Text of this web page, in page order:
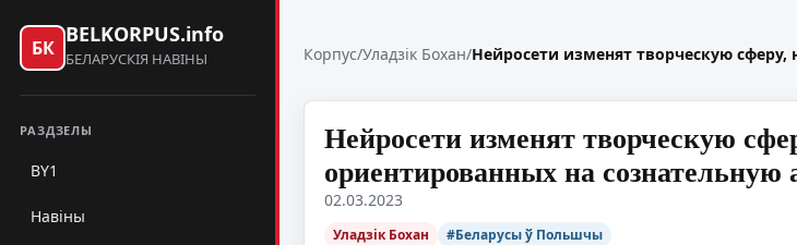
БК
BELKORPUS.info
БЕЛАРУСКІЯ НАВІНЫ
РАЗДЗЕЛЫ
BY1
Навіны
Корпус/Уладзік Бохан/Нейросети изменят творческую
Нейросети изменят творческую
ориентированных на сознательную
02.03.2023
Уладзік Бохан #Беларусы ў Польшчы